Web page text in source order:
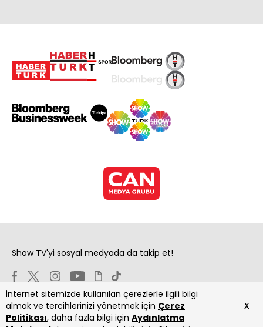
İnternet sitemizde kullanılan çerezlerle ilgili bilgi
almak ve tercihlerinizi yönetmek için Çerez
Politikası, daha fazla bilgi için Aydınlatma
x
Show TV'yi sosyal medyada da takip et!